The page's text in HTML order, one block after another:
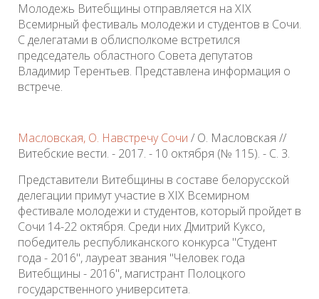
Молодежь Витебщины отправляется на XIX
Всемирный фестиваль молодежи и студентов в Сочи.
С делегатами в облисполкоме встретился
председатель областного Совета депутатов
Владимир Терентьев. Представлена информация о
встрече.
Масловская, О. Навстречу Сочи / О. Масловская //
Витебские вести. - 2017. - 10 октября (№ 115). - С. 3.
Представители Витебщины в составе белорусской
делегации примут участие в XIX Всемирном
фестивале молодежи и студентов, который пройдет в
Сочи 14-22 октября. Среди них Дмитрий Куксо,
победитель республиканского конкурса "Студент
года - 2016", лауреат звания "Человек года
Витебщины - 2016", магистрант Полоцкого
государственного университета.